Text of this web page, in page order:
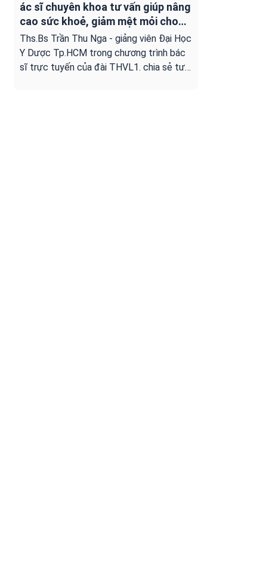
ác sĩ chuyên khoa tư vấn giúp nâng
cao sức khoẻ, giảm mệt mỏi cho
người ung bướu
Ths.Bs Trần Thu Nga - giảng viên Đại Học
Y Dược Tp.HCM trong chương trình bác
sĩ trực tuyến của đài THVL1. chia sẻ tư